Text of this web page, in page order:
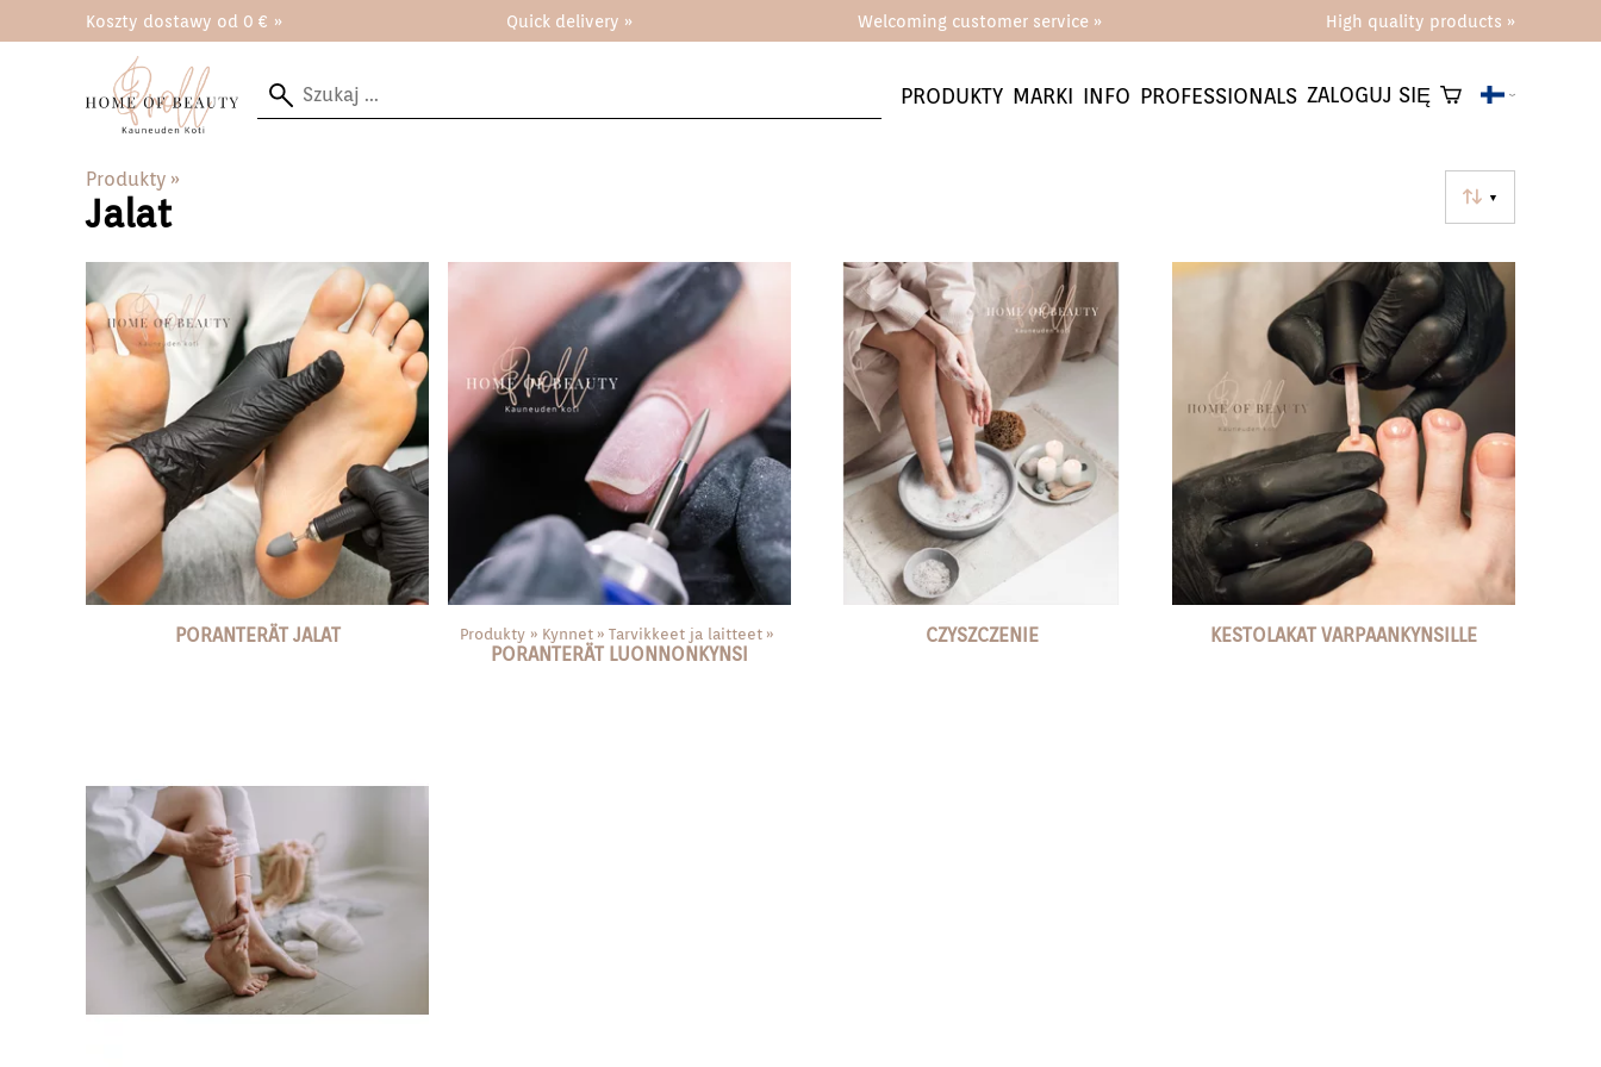
Koszty dostawy od 0 € » Quick delivery » Welcoming customer service » High quality products »
PRODUKTY MARKI INFO PROFESSIONALS ZALOGUJ SIĘ
Produkty ‪»
▼
Jalat
PORANTERÄT JALAT Produkty ‪» Kynnet ‪» Tarvikkeet ja laitteet ‪»
PORANTERÄT LUONNONKYNSI
CZYSZCZENIE KESTOLAKAT VARPAANKYNSILLE